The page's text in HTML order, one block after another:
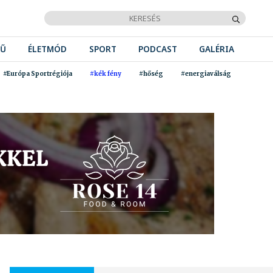
ÉLETMÓD SPORT PODCAST GALÉRIA
#Európa Sportrégiója #kék fény #hőség #energiaválság